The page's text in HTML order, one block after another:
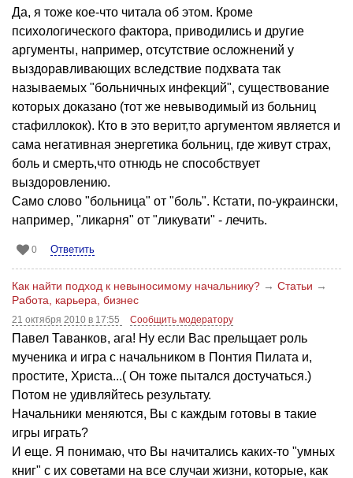
Да, я тоже кое-что читала об этом. Кроме
психологического фактора, приводились и другие
аргументы, например, отсутствие осложнений у
выздоравливающих вследствие подхвата так
называемых "больничных инфекций", существование
которых доказано (тот же невыводимый из больниц
стафиллокок). Кто в это верит,то аргументом является и
сама негативная энергетика больниц, где живут страх,
боль и смерть,что отнюдь не способствует
выздоровлению.
Само слово "больница" от "боль". Кстати, по-украински,
например, "ликарня" от "ликувати" - лечить.
0 Ответить
Как найти подход к невыносимому начальнику? → Статьи →
Работа, карьера, бизнес
21 октября 2010 в 17:55 Сообщить модератору
Павел Таванков, ага! Ну если Вас прельщает роль
мученика и игра с начальником в Понтия Пилата и,
простите, Христа...( Он тоже пытался достучаться.)
Потом не удивляйтесь результату.
Начальники меняются, Вы с каждым готовы в такие
игры играть?
И еще. Я понимаю, что Вы начитались каких-то "умных
книг" с их советами на все случаи жизни, которые, как